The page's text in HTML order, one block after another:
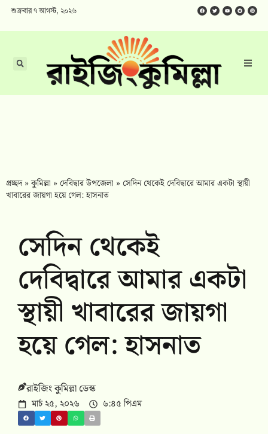
শুক্রবার ৭ আগস্ট, ২০২৬
প্রচ্ছদ»কুমিল্লা » দেবিদ্বার উপজেলা » সেদিন থেকেই দেবিদ্বারে আমার একটা স্থায়ী
খাবারের জায়গা হয়ে গেল: হাসনাত
সেদিন থেকেই
দেবিদ্বারে আমার একটা
স্থায়ী খাবারের জায়গা
হয়ে গেল: হাসনাত
রাইজিং কুমিল্লা ডেস্ক
মার্চ ২৫, ২০২৬ ৬:৪৫ পিএম